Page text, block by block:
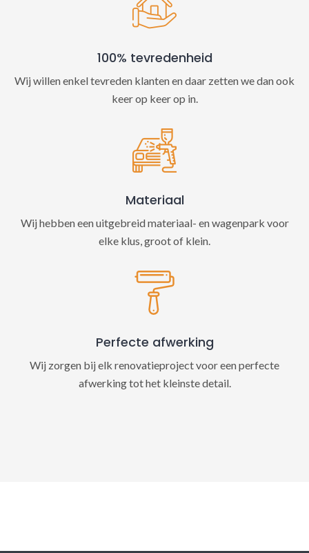
100% tevredenheid
Wij willen enkel tevreden klanten en daar zetten we dan ook
keer op keer op in.
Materiaal
Wij hebben een uitgebreid materiaal- en wagenpark voor
elke klus, groot of klein.
Perfecte afwerking
Wij zorgen bij elk renovatieproject voor een perfecte
afwerking tot het kleinste detail.